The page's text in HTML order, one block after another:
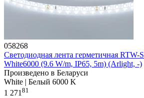
058268
Светодиодная лента герметичная
White6000 (9.6 W/m, IP65, 5m) (Arlight, -)
Произведено в Беларуси
White | Белый 6000 K
1 271 81